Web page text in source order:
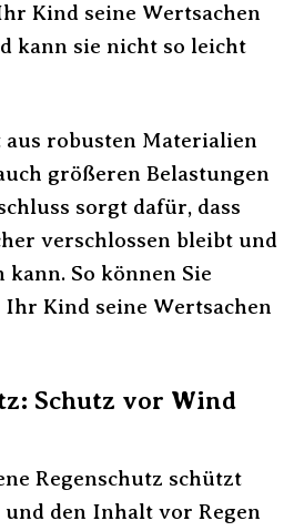
Kind seine Wertsachen
kann sie nicht so leicht
robusten Materialien
größeren Belastungen
sorgt dafür, dass
verschlossen bleibt und
So können Sie
Ihr Kind seine Wertsachen
Schutz vor Wind
Regenschutz schützt
und den Inhalt vor Regen